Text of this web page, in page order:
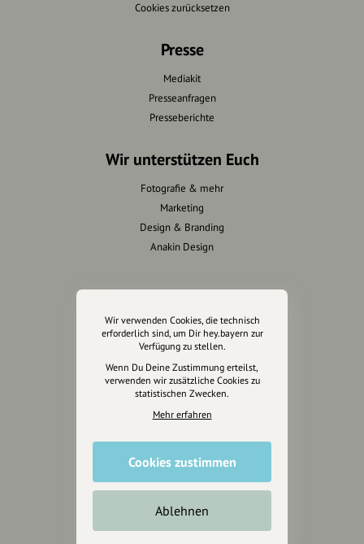
Cookies zurücksetzen
Presse
Mediakit
Presseanfragen
Presseberichte
Wir unterstützen Euch
Fotografie & mehr
Marketing
Design & Branding
Anakin Design
Unterstütze
unsere Plattform
hey.bayern ist ein Projekt von
uns für unsere Region und
für alle, die uns besuchen
Jetzt unterstützen
Wir verwenden Cookies, die technisch
erforderlich sind, um Dir hey.bayern zur
Verfügung zu stellen.
Wenn Du Deine Zustimmung erteilst,
verwenden wir zusätzliche Cookies zu
statistischen Zwecken.
Mehr erfahren
Cookies zustimmen
Ablehnen